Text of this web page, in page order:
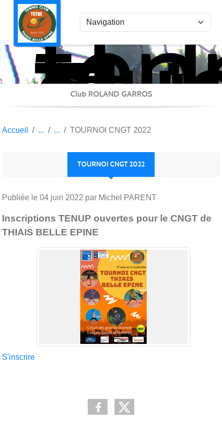
Club ROLAND GARROS
Accueil TOURNOI CNGT 2022
TOURNOI CNGT 2022
Publiée le 04 juin 2022 par Michel PARENT
Inscriptions TENUP ouvertes pour le CNGT de
THIAIS BELLE EPINE
S'inscrire
Panneau de gestion des cookies